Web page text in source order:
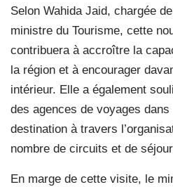
Selon Wahida Jaid, chargée
ministre du Tourisme, cette
contribuera à accroître la
la région et à encourager
intérieur. Elle a également
des agences de voyages
destination à travers
nombre de circuits et de
En marge de cette visite, le